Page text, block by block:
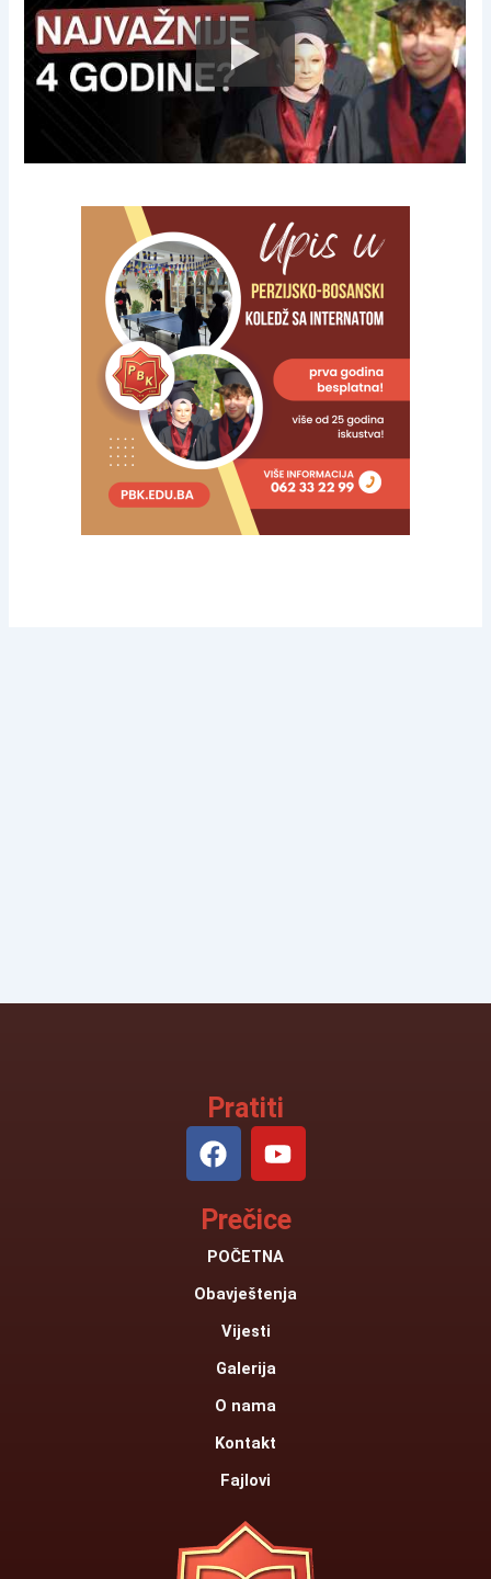
Pratiti
F
a
e
b
o
k
Y
o
t
u
e
Prečice
POČETNA
Obavještenja
Vijesti
Galerija
O nama
Kontakt
Fajlovi